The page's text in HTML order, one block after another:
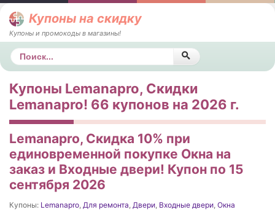
Купоны на скидку
Купоны и промокоды в магазины!
Поиск
Купоны Lemanapro, Скидки
Lemanapro! 66 купонов на 2026 г.
Lemanapro, Скидка 10% при
единовременной покупке Окна на
заказ и Входные двери! Купон по 15
сентября 2026
Купоны: Lemanapro, Для ремонта, Двери, Входные двери, Окна